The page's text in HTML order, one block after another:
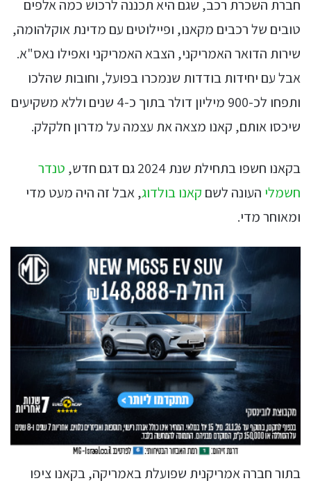
חברת השכרת רכב, שגם היא תכננה לרכוש כמה אלפים
טובים של רכבים מקאנו, ופיילוטים עם מדינת אוקלהומה,
שירות הדואר האמריקני, הצבא האמריקני ואפילו נאס"א.
אבל עם יחידות בודדות שנמכרו בפועל, וחובות שהלכו
ותפחו לכ-900 מיליון דולר בתוך כ-4 שנים וללא משקיעים
שיכסו אותם, קאנו מצאה את עצמה על מדרון חלקלק.
בקאנו חשפו בתחילת שנת 2024 גם דגם חדש,
טנדר
חשמלי העונה לשם קאנו בולדוג, אבל זה היה מעט מדי
ומאוחר מדי.
בתור חברה אמריקנית שפועלת באמריקה, בקאנו ציפו